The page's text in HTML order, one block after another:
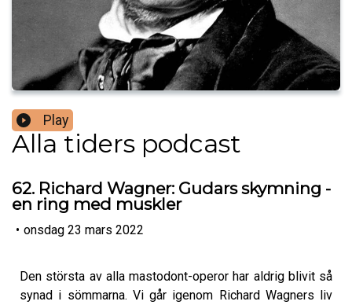
Play
Alla tiders podcast
62. Richard Wagner: Gudars skymning -
en ring med muskler
• onsdag 23 mars 2022
Den största av alla mastodont-operor har aldrig blivit så
synad i sömmarna. Vi går igenom Richard Wagners liv